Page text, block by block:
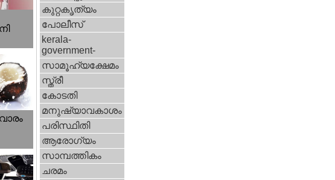
കുറ്റകൃത്യം
പോലീസ്‌
kerala-
government-
സാമൂഹ്യക്ഷേമം
സ്ത്രീ
കോടതി
മനുഷ്യാവകാശം
പരിസ്ഥിതി
ആരോഗ്യം
സാമ്പത്തികം
ചരമം